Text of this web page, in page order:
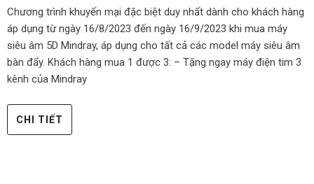
Chương trình khuyến mại đặc biệt duy nhất dành cho khách hàng
áp dụng từ ngày 16/8/2023 đến ngày 16/9/2023 khi mua máy
siêu âm 5D Mindray, áp dụng cho tất cả các model máy siêu âm
bàn đẩy. Khách hàng mua 1 được 3: – Tặng ngay máy điện tim 3
kênh của Mindray
CHI TIẾT